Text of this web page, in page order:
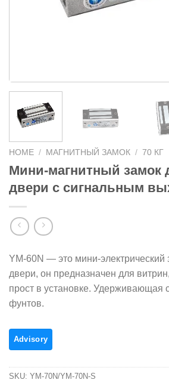
HOME / МАГНИТНЫЙ ЗАМОК / 70 КГ
Мини-магнитный замок
двери с сигнальным
YM-60N — это мини-электрический
двери, он предназначен для
прост в установке. Удерживающая
фунтов.
SKU: YM-70N/YM-70N-S